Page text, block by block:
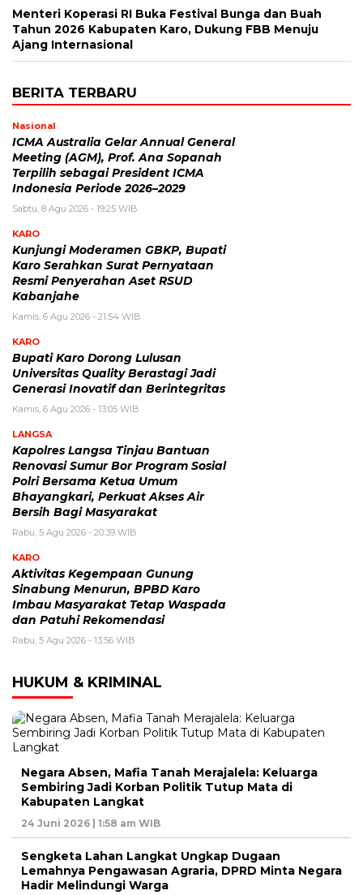
Menteri Koperasi RI Buka Festival Bunga dan Buah
Tahun 2026 Kabupaten Karo, Dukung FBB Menuju
Ajang Internasional
BERITA TERBARU
Nasional
ICMA Australia Gelar Annual General
Meeting (AGM), Prof. Ana Sopanah
Terpilih sebagai President ICMA
Indonesia Periode 2026–2029
Sabtu, 8 Agu 2026 - 19:25 WIB
KARO
Kunjungi Moderamen GBKP, Bupati
Karo Serahkan Surat Pernyataan
Resmi Penyerahan Aset RSUD
Kabanjahe
Kamis, 6 Agu 2026 - 21:54 WIB
KARO
Bupati Karo Dorong Lulusan
Universitas Quality Berastagi Jadi
Generasi Inovatif dan Berintegritas
Kamis, 6 Agu 2026 - 13:05 WIB
LANGSA
Kapolres Langsa Tinjau Bantuan
Renovasi Sumur Bor Program Sosial
Polri Bersama Ketua Umum
Bhayangkari, Perkuat Akses Air
Bersih Bagi Masyarakat
Rabu, 5 Agu 2026 - 20:39 WIB
KARO
Aktivitas Kegempaan Gunung
Sinabung Menurun, BPBD Karo
Imbau Masyarakat Tetap Waspada
dan Patuhi Rekomendasi
Rabu, 5 Agu 2026 - 13:56 WIB
HUKUM & KRIMINAL
Negara Absen, Mafia Tanah Merajalela: Keluarga
Sembiring Jadi Korban Politik Tutup Mata di
Kabupaten Langkat
24 Juni 2026 | 1:58 am WIB
Sengketa Lahan Langkat Ungkap Dugaan
Lemahnya Pengawasan Agraria, DPRD Minta Negara
Hadir Melindungi Warga